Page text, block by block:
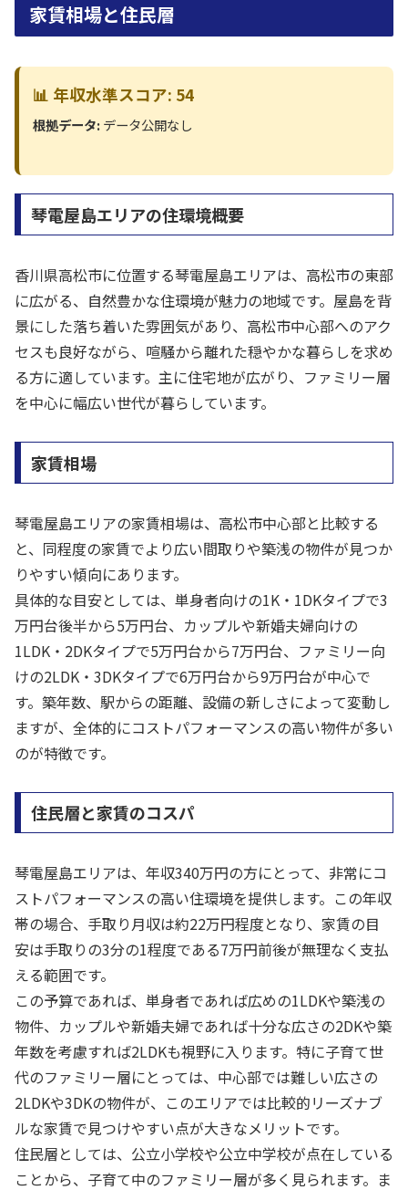
家賃相場と住民層
📊 年収水準スコア: 54
根拠データ:データ公開なし
琴電屋島エリアの住環境概要
香川県高松市に位置する琴電屋島エリアは、高松市の東部
に広がる、自然豊かな住環境が魅力の地域です。屋島を背
景にした落ち着いた雰囲気があり、高松市中心部へのアク
セスも良好ながら、喧騒から離れた穏やかな暮らしを求め
る方に適しています。主に住宅地が広がり、ファミリー層
を中心に幅広い世代が暮らしています。
家賃相場
琴電屋島エリアの家賃相場は、高松市中心部と比較する
と、同程度の家賃でより広い間取りや築浅の物件が見つか
りやすい傾向にあります。
具体的な目安としては、単身者向けの1K・1DKタイプで3
万円台後半から5万円台、カップルや新婚夫婦向けの
1LDK・2DKタイプで5万円台から7万円台、ファミリー向
けの2LDK・3DKタイプで6万円台から9万円台が中心で
す。築年数、駅からの距離、設備の新しさによって変動し
ますが、全体的にコストパフォーマンスの高い物件が多い
のが特徴です。
住民層と家賃のコスパ
琴電屋島エリアは、年収340万円の方にとって、非常にコ
ストパフォーマンスの高い住環境を提供します。この年収
帯の場合、手取り月収は約22万円程度となり、家賃の目
安は手取りの3分の1程度である7万円前後が無理なく支払
える範囲です。
この予算であれば、単身者であれば広めの1LDKや築浅の
物件、カップルや新婚夫婦であれば十分な広さの2DKや築
年数を考慮すれば2LDKも視野に入ります。特に子育て世
代のファミリー層にとっては、中心部では難しい広さの
2LDKや3DKの物件が、このエリアでは比較的リーズナブ
ルな家賃で見つけやすい点が大きなメリットです。
住民層としては、公立小学校や公立中学校が点在している
ことから、子育て中のファミリー層が多く見られます。ま